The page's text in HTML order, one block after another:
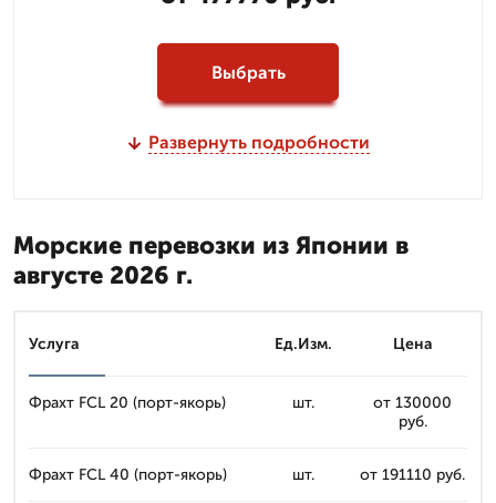
Выбрать
Развернуть подробности
Морские перевозки из Японии в
августе 2026 г.
Услуга Ед.Изм. Цена
Фрахт FCL 20 (порт-якорь) шт.
от 130000
руб.
Фрахт FCL 40 (порт-якорь) шт. от 191110 руб.